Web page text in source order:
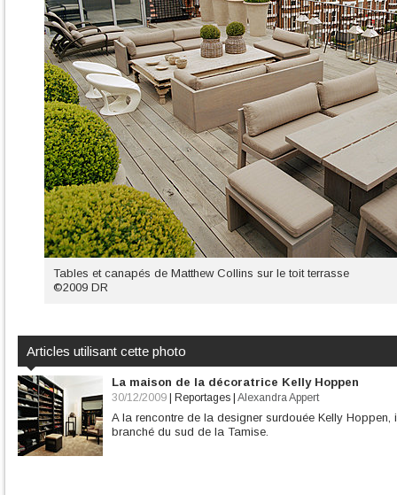
Tables et canapés de Matthew Collins sur le toit terrasse
©2009 DR
Articles utilisant cette photo
La maison de la décoratrice Kelly Hoppen
30/12/2009 Reportages Alexandra Appert
A la rencontre de la designer surdouée Kelly
branché du sud de la Tamise.